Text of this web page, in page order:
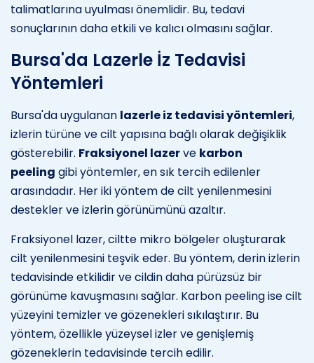
talimatlarına uyulması önemlidir. Bu, tedavi
sonuçlarının daha etkili ve kalıcı olmasını sağlar.
Bursa'da Lazerle İz Tedavisi
Yöntemleri
Bursa'da uygulanan lazerle iz tedavisi yöntemleri,
izlerin türüne ve cilt yapısına bağlı olarak değişiklik
gösterebilir. Fraksiyonel lazerve karbon
peeling gibi yöntemler, en sık tercih edilenler
arasındadır. Her iki yöntem de cilt yenilenmesini
destekler ve izlerin görünümünü azaltır.
Fraksiyonel lazer, ciltte mikro bölgeler oluşturarak
cilt yenilenmesini teşvik eder. Bu yöntem, derin izlerin
tedavisinde etkilidir ve cildin daha pürüzsüz bir
görünüme kavuşmasını sağlar. Karbon peeling ise cilt
yüzeyini temizler ve gözenekleri sıkılaştırır. Bu
yöntem, özellikle yüzeysel izler ve genişlemiş
gözeneklerin tedavisinde tercih edilir.